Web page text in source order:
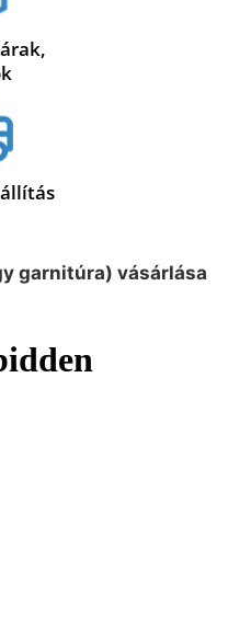
garnitúra) vásárlása